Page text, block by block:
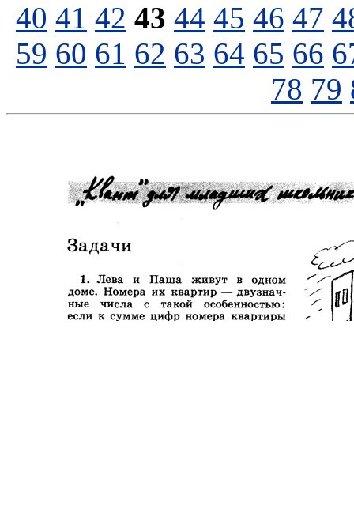
40 41 42 43 44 45 46 47
59 60 61 62 63 64 65 66
78 79